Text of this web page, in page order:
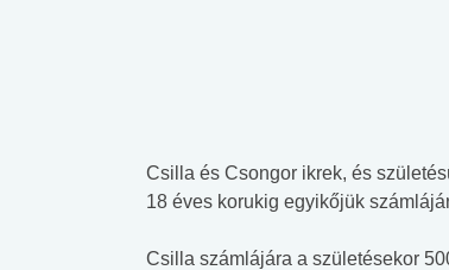
Csilla és Csongor ikrek, és
18 éves korukig egyikőjük
Csilla számlájára a születésekor